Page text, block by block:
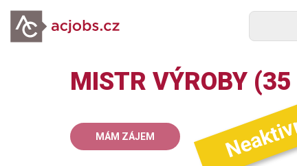
MISTR VÝROBY
MÁM ZÁJEM